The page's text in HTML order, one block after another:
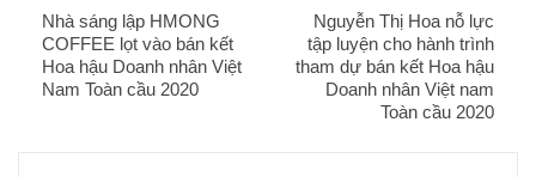
Nhà sáng lập HMONG
COFFEE lọt vào bán kết
Hoa hậu Doanh nhân Việt
Nam Toàn cầu 2020
Nguyễn Thị Hoa nỗ lực
tập luyện cho hành trình
tham dự bán kết Hoa hậu
Doanh nhân Việt nam
Toàn cầu 2020